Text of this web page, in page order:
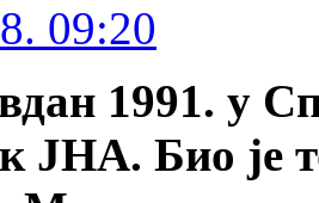
09:20
1991. у
ЈНА. Био је